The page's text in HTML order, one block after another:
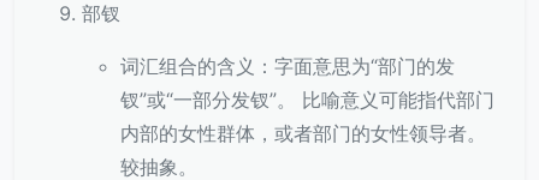
部钗
词汇组合的含义：字面意思为“部门的发
钗”或“一部分发钗”。 比喻意义可能指代部门
内部的女性群体，或者部门的女性领导者。
较抽象。